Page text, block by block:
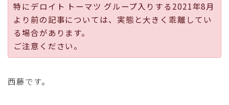
公式ページ
特にデロイト トーマツ グループ入りする2021年8月
より前の記事については、実態と大きく乖離してい
る場合があります。
ご注意ください。
西藤です。